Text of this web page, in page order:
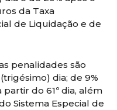
da Taxa
de Liquidação e de
penalidades são
dia; de 9%
partir do 61º dia, além
Sistema Especial de